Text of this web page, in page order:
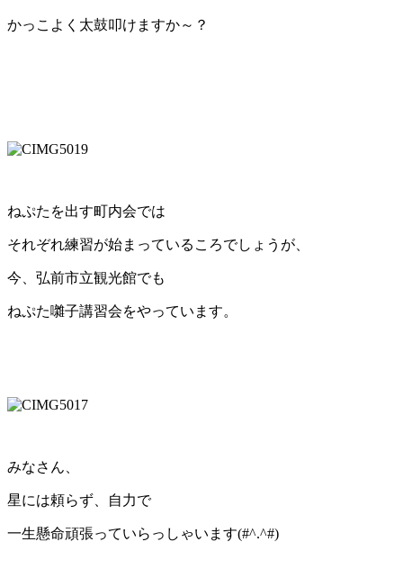
かっこよく太鼓叩けますか～？
ねぷたを出す町内会では
それぞれ練習が始まっているころでしょうが、
今、弘前市立観光館でも
ねぷた囃子講習会をやっています。
みなさん、
星には頼らず、自力で
一生懸命頑張っていらっしゃいます(#^.^#)